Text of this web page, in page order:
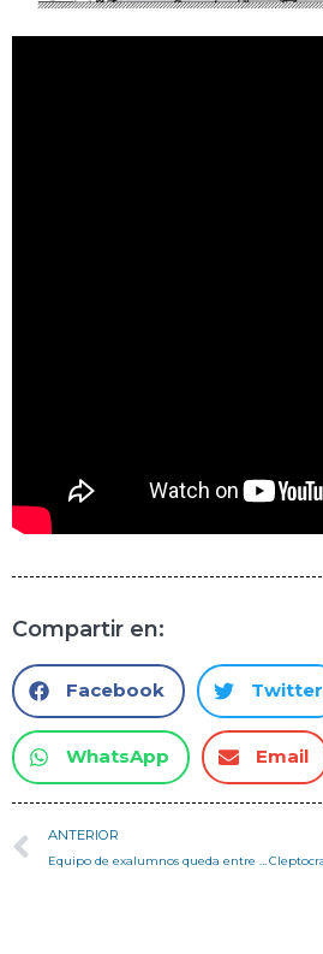
Compartir en:
Facebook Twitter
WhatsApp Email
ANTERIOR